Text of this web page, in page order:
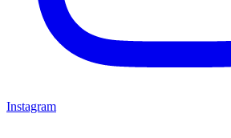
Instagram